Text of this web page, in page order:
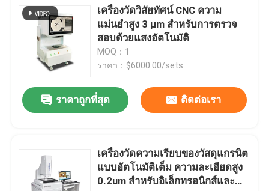
เครื่องวัดวิสัยทัศน์ CNC ความ
แม่นยำสูง 3 μm สำหรับการตรวจ
สอบด้วยแสงอัตโนมัติ
MOQ：1
ราคา：$6000.00/sets
ราคาถูกที่สุด ติดต่อเรา
เครื่องวัดความเรียบของวัสดุแกรนิต
แบบอัตโนมัติเต็ม ความละเอียดสูง
0.2um สําหรับอิเล็กทรอนิกส์และ